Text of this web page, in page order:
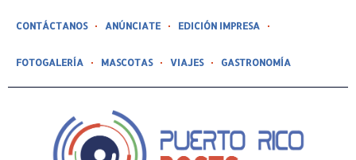
CONTÁCTANOS ANÚNCIATE EDICIÓN IMPRESA
FOTOGALERÍA MASCOTAS VIAJES GASTRONOMÍA